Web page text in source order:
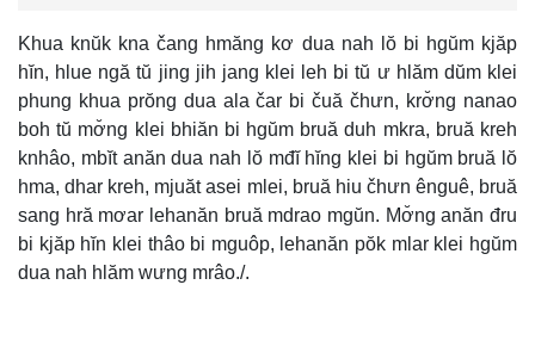
Khua knŭk kna čang hmăng kơ dua nah lŏ bi hgŭm kjăp
hĭn, hlue ngă tŭ jing jih jang klei leh bi tŭ ư hlăm dŭm klei
phung khua prŏng dua ala čar bi čuă čhưn, krơ̆ng nanao
boh tŭ mơ̆ng klei bhiăn bi hgŭm bruă duh mkra, bruă kreh
knhâo, mbĭt anăn dua nah lŏ mđĭ hĭng klei bi hgŭm bruă lŏ
hma, dhar kreh, mjuăt asei mlei, bruă hiu čhưn ênguê, bruă
sang hră mơar lehanăn bruă mdrao mgŭn. Mơ̆ng anăn đru
bi kjăp hĭn klei thâo bi mguôp, lehanăn pŏk mlar klei hgŭm
dua nah hlăm wưng mrâo./.